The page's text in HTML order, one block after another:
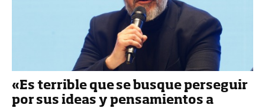
«Es terrible que se busque perseguir
por sus ideas y pensamientos a